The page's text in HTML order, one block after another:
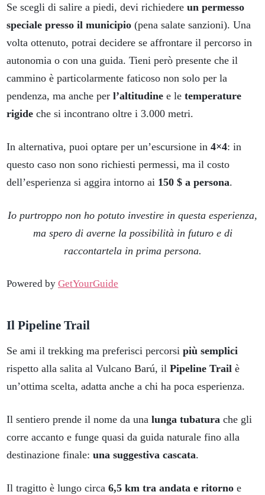
Se scegli di salire a piedi, devi richiedere un permesso
speciale presso il municipio (pena salate sanzioni). Una
volta ottenuto, potrai decidere se affrontare il percorso in
autonomia o con una guida. Tieni però presente che il
cammino è particolarmente faticoso non solo per la
pendenza, ma anche per l’altitudine e le temperature
rigide che si incontrano oltre i 3.000 metri.
In alternativa, puoi optare per un’escursione in 4×4: in
questo caso non sono richiesti permessi, ma il costo
dell’esperienza si aggira intorno ai 150 $ a persona.
Io purtroppo non ho potuto investire in questa esperienza,
ma spero di averne la possibilità in futuro e di
raccontartela in prima persona.
Powered by GetYourGuide
Il Pipeline Trail
Se ami il trekking ma preferisci percorsi più semplici
rispetto alla salita al Vulcano Barú, il Pipeline Trail è
un’ottima scelta, adatta anche a chi ha poca esperienza.
Il sentiero prende il nome da una lunga tubatura che gli
corre accanto e funge quasi da guida naturale fino alla
destinazione finale: una suggestiva cascata.
Il tragitto è lungo circa 6,5 km tra andata e ritorno e